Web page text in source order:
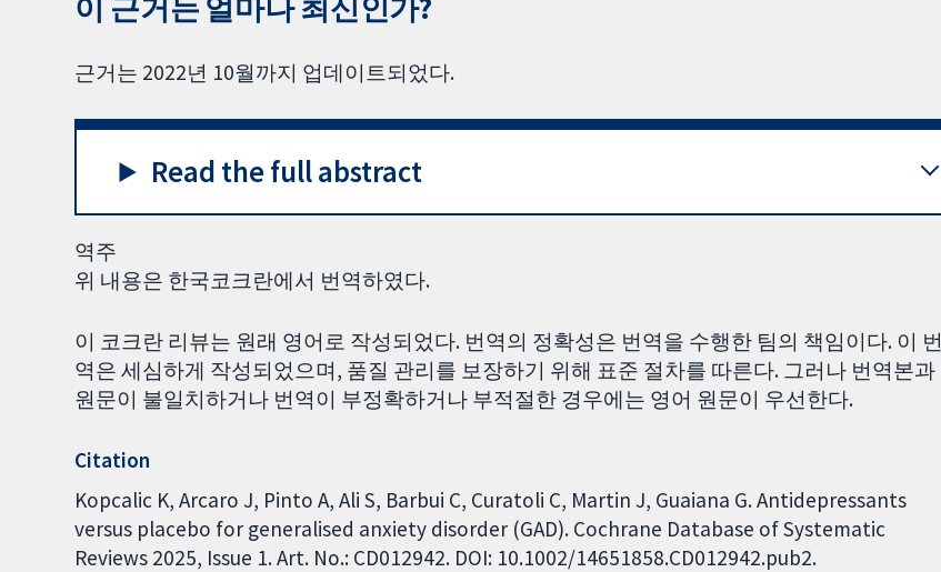
이 근거는 얼마나 최신인가?
근거는 2022년 10월까지 업데이트되었다.
Read the full abstract
역주
위 내용은 한국코크란에서 번역하였다.
이 코크란 리뷰는 원래 영어로 작성되었다. 번역의 정확성은 번역을 수행한 팀의 책임이다. 이 번
역은 세심하게 작성되었으며, 품질 관리를 보장하기 위해 표준 절차를 따른다. 그러나 번역본과
원문이 불일치하거나 번역이 부정확하거나 부적절한 경우에는 영어 원문이 우선한다.
Citation
Kopcalic K, Arcaro J, Pinto A, Ali S, Barbui C, Curatoli C, Martin J, Guaiana G. Antidepressants
versus placebo for generalised anxiety disorder (GAD). Cochrane Database of Systematic
Reviews 2025, Issue 1. Art. No.: CD012942. DOI: 10.1002/14651858.CD012942.pub2.